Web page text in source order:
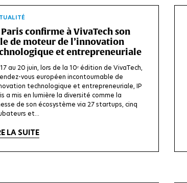
Paris confirme à VivaTech son
de moteur de l’innovation
et entrepreneuriale
au 20 juin, lors de la 10ᵉ édition de VivaTech,
vous européen incontournable de
technologique et entrepreneuriale, IP
a mis en lumière la diversité comme la
de son écosystème via 27 startups, cinq
et...
LA SUITE